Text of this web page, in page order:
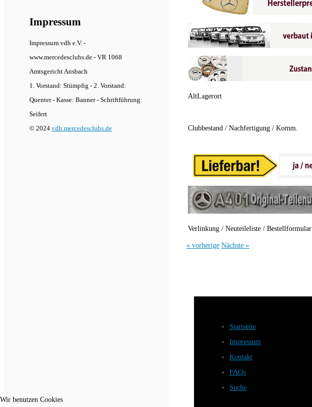
Impressum
Impressum vdh e.V. -
www.mercedesclubs.de - VR 1068
Amtsgericht Ansbach
1. Vorstand: Stümpfig - 2. Vorstand:
Quenter - Kasse: Banner - Schriftführung:
Seifert
© 2024 vdh.mercedesclubs.de
AltLagerort
Clubbestand / Nachfertigung / Komm.
Verlinkung / Neuteileliste / Bestellformular
« vorherige Nächste »
Startseite
Impressum
Kontakt
FAQs
Suche
Wir benutzen Cookies